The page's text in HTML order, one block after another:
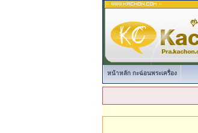
หน้าหลัก กะฉ่อนพระเครื่อง